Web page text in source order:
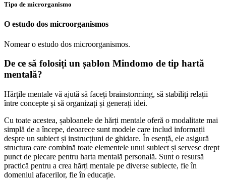
Tipo de microrganismo
O estudo dos microorganismos
Nomear o estudo dos microorganismos.
De ce să folosiți un șablon Mindomo de tip hartă
mentală?
Hărțile mentale vă ajută să faceți brainstorming, să stabiliți relații
între concepte și să organizați și generați idei.
Cu toate acestea, șabloanele de hărți mentale oferă o modalitate mai
simplă de a începe, deoarece sunt modele care includ informații
despre un subiect și instrucțiuni de ghidare. În esență, ele asigură
structura care combină toate elementele unui subiect și servesc drept
punct de plecare pentru harta mentală personală. Sunt o resursă
practică pentru a crea hărți mentale pe diverse subiecte, fie în
domeniul afacerilor, fie în educație.